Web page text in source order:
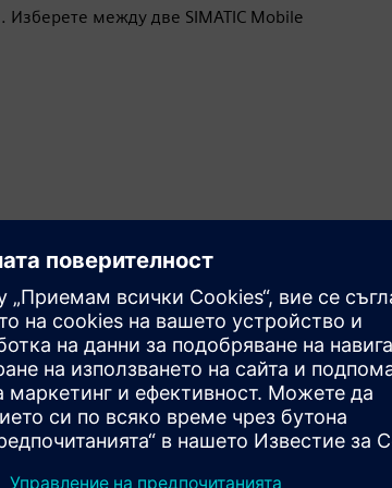
Изберете между две SIMATIC Mobile
свързани в полето
с Wi-Fi 6 връзки, съвместимост с
RFID и баркод скенери. MD 57-A
с интегрирани интерфейси за директно